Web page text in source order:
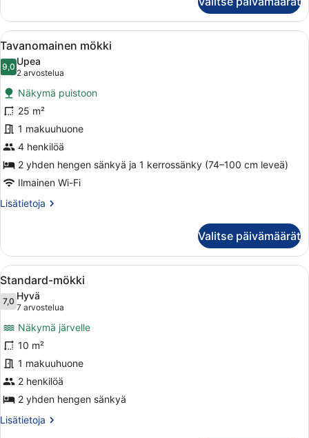
Avaa
kaikki
huonetyypin
Tavanomainen
mökki
kuvat
Punainen mökki, jossa on kuisti
12
Tavanomainen mökki
9,09,0 kautta 10
Upea
2 arvostelua
(2
arvostelua)
Näkymä puistoon
25 m²
1 makuuhuone
4 henkilöä
2 yhden hengen sänkyä ja 1 kerrossänky (74–100 cm leveä)
Ilmainen Wi-Fi
Lisätietoja
Lisätietoja
Valitse päivämäärät
Avaa
kaikki
huonetyypin
Standard-
mökki
kuvat
Pieni puinen mökki, jossa on
15
Standard-mökki
7,07,0 kautta 10
Hyvä
7 arvostelua
(7
arvostelua)
Näkymä järvelle
10 m²
1 makuuhuone
2 henkilöä
2 yhden hengen sänkyä
Lisätietoja
Lisätietoja